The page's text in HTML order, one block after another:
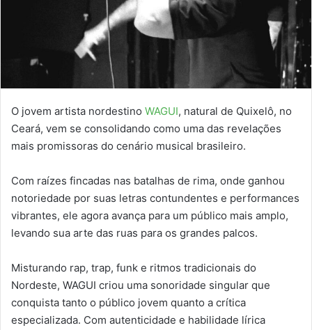
O jovem artista nordestino WAGUI, natural de Quixelô, no
Ceará, vem se consolidando como uma das revelações
mais promissoras do cenário musical brasileiro.
Com raízes fincadas nas batalhas de rima, onde ganhou
notoriedade por suas letras contundentes e performances
vibrantes, ele agora avança para um público mais amplo,
levando sua arte das ruas para os grandes palcos.
Misturando rap, trap, funk e ritmos tradicionais do
Nordeste, WAGUI criou uma sonoridade singular que
conquista tanto o público jovem quanto a crítica
especializada. Com autenticidade e habilidade lírica